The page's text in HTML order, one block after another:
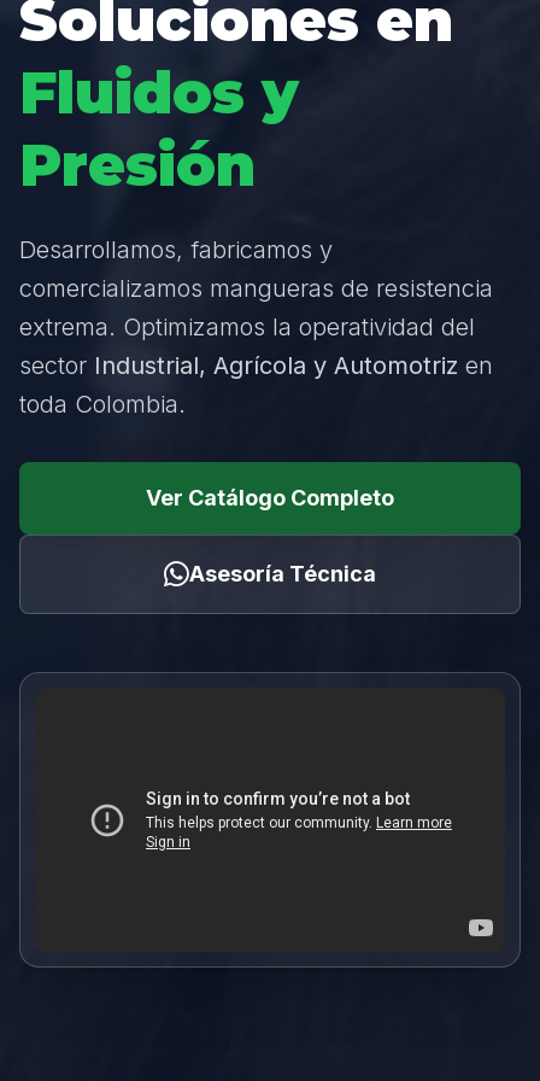
Soluciones en
Fluidos y
Presión
Desarrollamos, fabricamos y
comercializamos mangueras de resistencia
extrema. Optimizamos la operatividad del
sector Industrial, Agrícola y Automotriz en
toda Colombia.
Ver Catálogo Completo
Asesoría Técnica